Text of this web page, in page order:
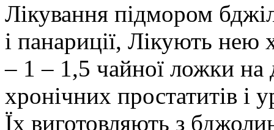
Лікування підмором
і панариції, Лікують нею
– 1 – 1,5 чайної ложки на
хронічних простатитів і
Їх виготовляють з